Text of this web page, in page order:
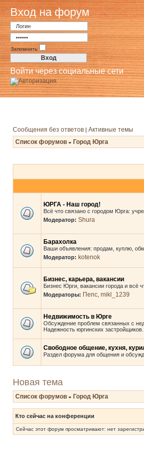
Вход на форум
Запомнить
Войти через социальные сети
Сообщения без ответов | Активные темы
Список форумов » Город Юрга
ЮРГА - Наш город!
Всё что связано с городом Юрга:
Модератор: Shura
Барахолка
Ваши объявления: продам, куплю,
Модератор: kotenok
Бизнес, карьера, вакансии
Бизнес Юрги, вакансии города и всё
Модераторы: Пепс mikl_1239
Недвижимость в Юрге
Обсуждение проблем связанных с
Надежность юргинских
Свободное общение, кухня,
Раздел форума для общения и
Новая тема
Список форумов » Город Юрга
Кто сейчас на конференции
Сейчас этот форум просматривают: нет